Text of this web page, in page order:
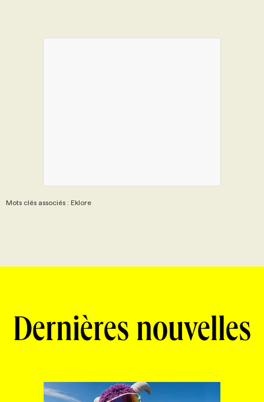
Mots clés associés : Eklore
Dernières nouvelles